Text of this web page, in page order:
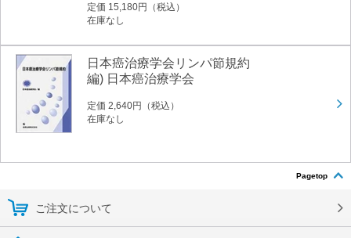
定価 15,180円（税込）
在庫なし
日本癌治療学会リンパ節規約
編) 日本癌治療学会
定価 2,640円（税込）
在庫なし
Pagetop
ご注文について